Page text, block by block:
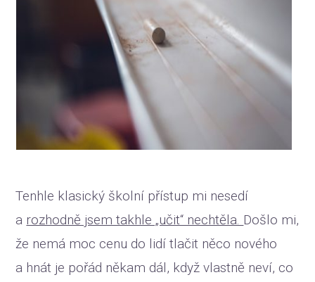
Tenhle klasický školní přístup mi nesedí
a rozhodně jsem takhle „učit“ nechtěla. Došlo mi,
že nemá moc cenu do lidí tlačit něco nového
a hnát je pořád někam dál, když vlastně neví, co